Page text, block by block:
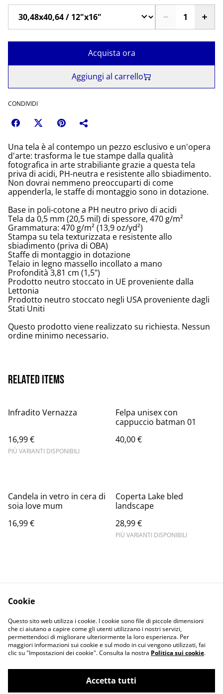
Acquista ora
Aggiungi al carrello
CONDIVIDI
Una tela è al contempo un pezzo esclusivo e un'opera
d'arte: trasforma le tue stampe dalla qualità
fotografica in arte strabiliante grazie a questa tela
priva di acidi, PH-neutra e resistente allo sbiadimento.
Non dovrai nemmeno preoccuparti di come
appenderla, le staffe di montaggio sono in dotazione.
Base in poli-cotone a PH neutro privo di acidi
Tela da 0,5 mm (20,5 mil) di spessore, 470 g/m²
Grammatura: 470 g/m² (13,9 oz/yd²)
Stampa su tela texturizzata e resistente allo
sbiadimento (priva di OBA)
Staffe di montaggio in dotazione
Telaio in legno massello incollato a mano
Profondità 3,81 cm (1,5")
Prodotto neutro stoccato in UE proveniente dalla
Lettonia
Prodotto neutro stoccato negli USA proveniente dagli
Stati Uniti
Questo prodotto viene realizzato su richiesta. Nessun
ordine minimo necessario.
Related items
Infradito Vernazza
16,99 €
PIÙ VARIANTI DISPONIBILI
Felpa unisex con
cappuccio batman 01
40,00 €
Candela in vetro in cera di
soia love mum
16,99 €
Coperta Lake bled
landscape
28,99 €
PIÙ VARIANTI DISPONIBILI
Informativa sulla
privacy
Terms and
conditions
Cookie
Questo sito web utilizza i cookie. I cookie sono file di piccole dimensioni
che ci aiutano a capire come gli utenti utilizzano i nostri servizi,
permettendoci di migliorare ulteriormente la loro esperienza. Per
maggiori informazioni sui cookie e sul modo in cui vengono utilizzati, fai
clic su "Impostazioni dei cookie". Consulta la nostra Politica sui cookie.
Accetta tutti